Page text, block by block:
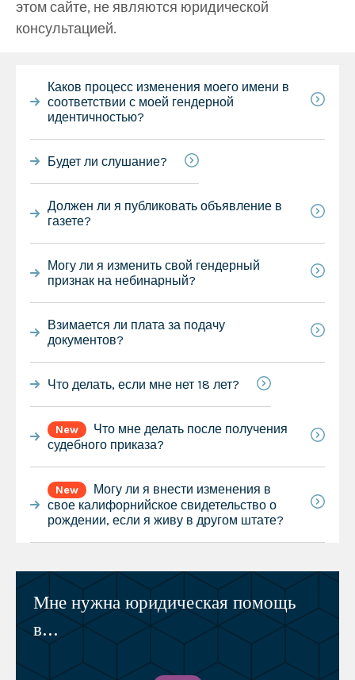
этом сайте, не являются юридической
консультацией.
Каков процесс изменения моего имени в
соответствии с моей гендерной
идентичностью?
Будет ли слушание?
Должен ли я публиковать объявление в
газете?
Могу ли я изменить свой гендерный
признак на небинарный?
Взимается ли плата за подачу
документов?
Что делать, если мне нет 18 лет?
New
Что мне делать после получения
судебного приказа?
New
Могу ли я внести изменения в
свое калифорнийское свидетельство о
рождении, если я живу в другом штате?
Мне нужна юридическая помощь
в...